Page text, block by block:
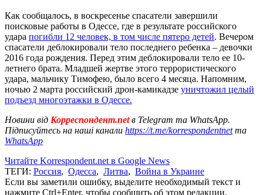
Как сообщалось, в воскресенье спасатели завершили
поисковые работы в Одессе, где в результате российского
удара погибли 12 человек, в том числе пятеро детей. Вечером
спасатели деблокировали тело последнего ребенка – девочки
2016 года рождения. Перед этим деблокировали тело ее 10-
летнего брата. Младшей жертве этого террористического
удара, мальчику Тимофею, было всего 4 месяца. Напомним,
ночью 2 марта российский дрон-камикадзе уничтожил целый
подъезд многоэтажки в Одессе.
Новини від Корреспондент.netв Telegram та WhatsApp.
Підписуйтесь на наші канали https://t.me/korrespondentnetта
WhatsApp
Читайте Korrespondent.net в Google News
ТЕГИ: Россия, Одесса, Литва, Война в Украине
Если вы заметили ошибку, выделите необходимый текст и
нажмите Ctrl+Enter, чтобы сообщить об этом редакции.